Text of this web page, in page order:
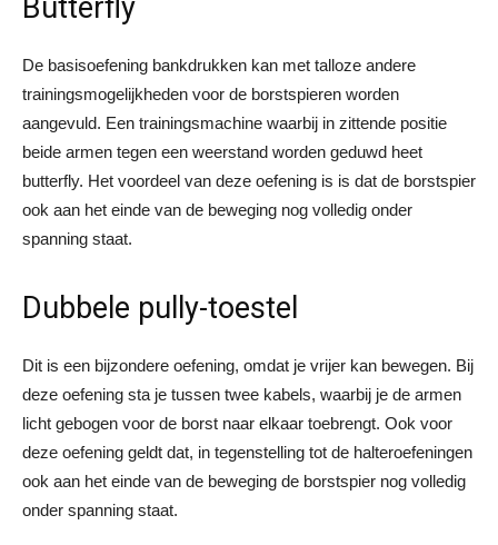
Butterfly
De basisoefening bankdrukken kan met talloze andere
trainingsmogelijkheden voor de borstspieren worden
aangevuld. Een trainingsmachine waarbij in zittende positie
beide armen tegen een weerstand worden geduwd heet
butterfly. Het voordeel van deze oefening is is dat de borstspier
ook aan het einde van de beweging nog volledig onder
spanning staat.
Dubbele pully-toestel
Dit is een bijzondere oefening, omdat je vrijer kan bewegen. Bij
deze oefening sta je tussen twee kabels, waarbij je de armen
licht gebogen voor de borst naar elkaar toebrengt. Ook voor
deze oefening geldt dat, in tegenstelling tot de halteroefeningen
ook aan het einde van de beweging de borstspier nog volledig
onder spanning staat.